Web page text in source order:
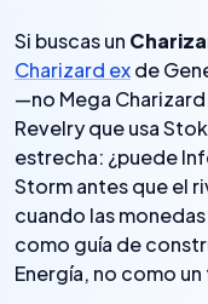
Si buscas un
Charizard exde
—no Mega Charizard
Revelry que usa
estrecha: ¿puede
Storm antes que el
cuando las
como guía de
Energía, no como